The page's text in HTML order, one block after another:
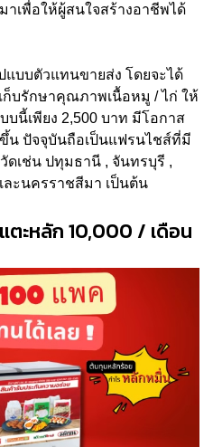
เพื่อให้ผู้สนใจสร้างอาชีพได้
บบตัวแทนขายส่ง โดยจะได้
บรักษาคุณภาพเนื้อหมู / ไก่ ให้
นี้เพียง 2,500 บาท มีโอกาส
น ปัจจุบันถือเป็นแฟรนไชส์ที่มี
เช่น ปทุมธานี , จันทรบุรี ,
ะนครราชสีมา เป็นต้น
ตะหลัก 10,000 / เดือน